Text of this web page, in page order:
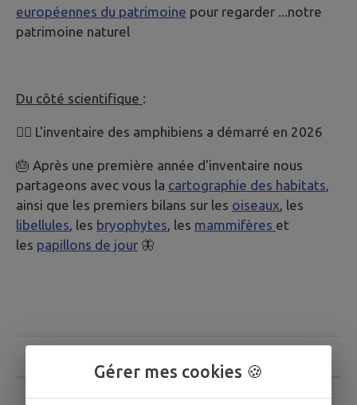
européennes du patrimoine pour regarder ...notre
patrimoine naturel
Du côté scientifique :
🕵️‍♀️ L'inventaire des amphibiens a démarré en 2026
🎂 Après une première année d'inventaire nous
partageons avec vous la cartographie des habitats,
ainsi que les premiers bilans sur les oiseaux, les
libellules, les bryophytes, les mammifères et
les papillons de jour 🦋
Mise en oeuvre
Gérer mes cookies 🍪